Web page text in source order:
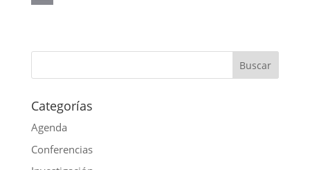
p
o
k
e
r
e
d
I
n
i
lCategorías
Agenda
Conferencias